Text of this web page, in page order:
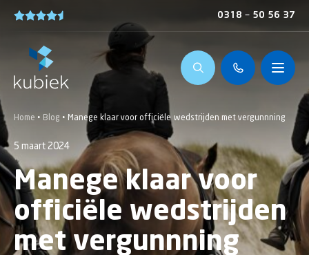
0318 – 50 56 37
Home • Blog • Manege klaar voor officiële wedstrijden met vergunnning
5 maart 2024
Manege klaar voor
officiële wedstrijden
met vergunnning